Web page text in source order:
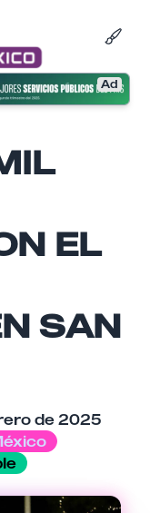
Ad
EL
SAN
de 2025